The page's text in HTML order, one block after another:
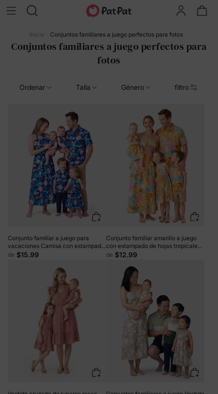
Inicio Conjuntos familiares a juego perfectos para fotos
Conjuntos familiares a juego perfectos para
fotos
Ordenar Talla Género filtro
Conjunto familiar a juego para
vacaciones Camisa con estampado
floral tropical o vestidos halter para
para vacaciones de verano y fotos
familiares Azul oscuro
de $15.99
Conjunto familiar amarillo a juego
con estampado de hojas tropicales,
camisa de manga corta o vestido de
de $12.99